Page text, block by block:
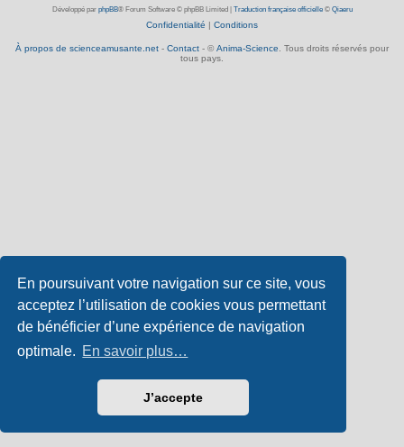
En poursuivant votre navigation sur ce site, vous
acceptez l’utilisation de cookies vous permettant
de bénéficier d’une expérience de navigation
optimale. En savoir plus…
J’accepte
Développé par phpBB® Forum Software © phpBB Limited Traduction française officielle© Qiaeru
Confidentialité | Conditions
À propos de scienceamusante.net - Contact - © Anima-Science. Tous droits réservés pour
tous pays.